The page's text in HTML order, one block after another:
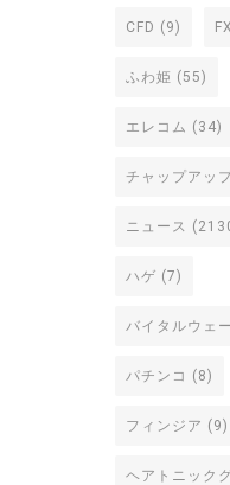
CFD (9) FX
ふわ姫 (55)
エレコム (34)
チャップアッ
ニュース
ハゲ (7)
バイタルウェ
パチンコ (8)
フィンジア (9)
ヘアトニック